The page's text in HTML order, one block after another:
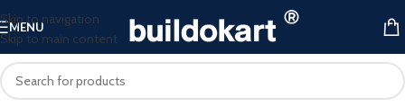
Skip to navigation
Skip to main content
MENU